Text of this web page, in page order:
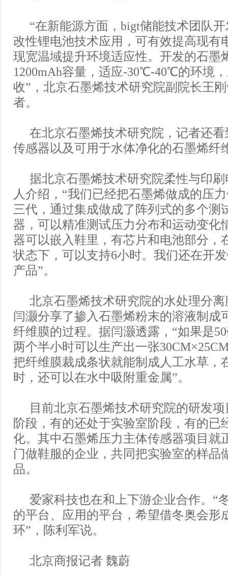
“在新能源方面，bigt储能技术团队
改性锂电池技术应用，可有效提高现有
现宽温域提升环境适应性。开发的石墨
1200mAh容量，适应-30℃-40℃的环境
收”，北京石墨烯技术研究院副院长王
者。
在北京石墨烯技术研究院，记者还
传感器以及可用于水体净化的石墨烯纤
据北京石墨烯技术研究院柔性与印
人介绍，“我们已经把石墨烯做成的压
三代，通过集成做成了阵列式的多个测
器，可以精准测试压力分布和运动变化
器可以嵌入鞋里，有芯片和电池部分，
状态下，可以支持6小时。我们还在开
产品”。
北京石墨烯技术研究院的水处理分
闫灏分享了掺入石墨烯粉末的溶液制成
纤维膜的过程。据闫灏透露，“如果是
两个半小时可以生产出一张
把纤维膜裁成条状就能制成人工水草，
时，还可以在水中吸附重金属”。
目前北京石墨烯技术研究院的研发
阶段，有的还处于实验室阶段，有的已
化。其中石墨烯压力主体传感器项目就
门做鞋服的企业，共同把实验室的样品
品。
爱家科技也在和上下游企业合作。“
的平台、应用的平台，希望借冬奥会形
环”，陈利军说。
北京商报记者 魏蔚